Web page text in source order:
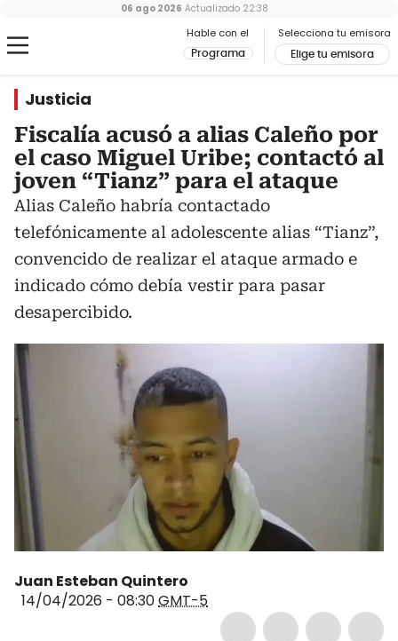
Hable con el
Programa
Selecciona tu emisora
Elige tu emisora
06 ago 2026 Actualizado 22:38
Justicia
Fiscalía acusó a alias Caleño por
el caso Miguel Uribe; contactó al
joven “Tianz” para el ataque
Alias Caleño habría contactado
telefónicamente al adolescente alias “Tianz”,
convencido de realizar el ataque armado e
indicado cómo debía vestir para pasar
desapercibido.
Juan Esteban Quintero
14/04/2026 - 08:30GMT-5